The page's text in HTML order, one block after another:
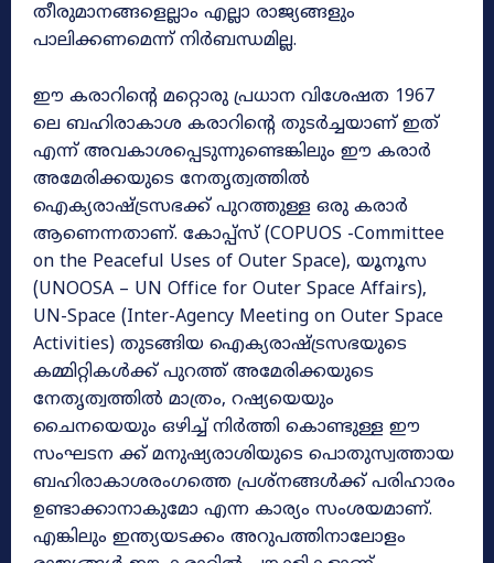
തീരുമാനങ്ങളെല്ലാം എല്ലാ രാജ്യങ്ങളും
പാലിക്കണമെന്ന് നിർബന്ധമില്ല.
ഈ കരാറിന്റെ മറ്റൊരു പ്രധാന വിശേഷത 1967
ലെ ബഹിരാകാശ കരാറിന്റെ തുടർച്ചയാണ് ഇത്
എന്ന് അവകാശപ്പെടുന്നുണ്ടെങ്കിലും ഈ കരാർ
അമേരിക്കയുടെ നേതൃത്വത്തിൽ
ഐക്യരാഷ്ട്രസഭക്ക് പുറത്തുള്ള ഒരു കരാർ
ആണെന്നതാണ്. കോപ്പ്സ് (COPUOS -Committee
on the Peaceful Uses of Outer Space), യൂനൂസ
(UNOOSA – UN Office for Outer Space Affairs),
UN-Space (Inter-Agency Meeting on Outer Space
Activities) തുടങ്ങിയ ഐക്യരാഷ്ട്രസഭയുടെ
കമ്മിറ്റികൾക്ക് പുറത്ത് അമേരിക്കയുടെ
നേതൃത്വത്തിൽ മാത്രം, റഷ്യയെയും
ചൈനയെയും ഒഴിച്ച് നിർത്തി കൊണ്ടുള്ള ഈ
സംഘടന ക്ക് മനുഷ്യരാശിയുടെ പൊതുസ്വത്തായ
ബഹിരാകാശരംഗത്തെ പ്രശ്നങ്ങൾക്ക് പരിഹാരം
ഉണ്ടാക്കാനാകുമോ എന്ന കാര്യം സംശയമാണ്.
എങ്കിലും ഇന്ത്യയടക്കം അറുപത്തിനാലോളം